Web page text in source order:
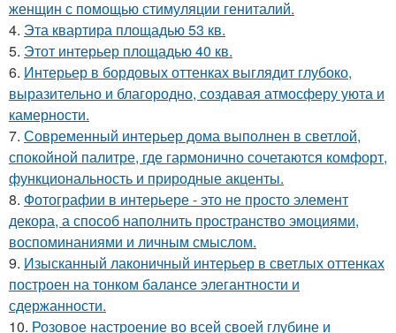
женщин с помощью стимуляции гениталий.
4. Эта квартира площадью 53 кв.
5. Этот интерьер площадью 40 кв.
6. Интерьер в бордовых оттенках выглядит глубоко,
выразительно и благородно, создавая атмосферу уюта и
камерности.
7. Современный интерьер дома выполнен в светлой,
спокойной палитре, где гармонично сочетаются комфорт,
функциональность и природные акценты.
8. Фотографии в интерьере - это не просто элемент
декора, а способ наполнить пространство эмоциями,
воспоминаниями и личным смыслом.
9. Изысканный лаконичный интерьер в светлых оттенках
построен на тонком балансе элегантности и
сдержанности.
10. Розовое настроение во всей своей глубине и